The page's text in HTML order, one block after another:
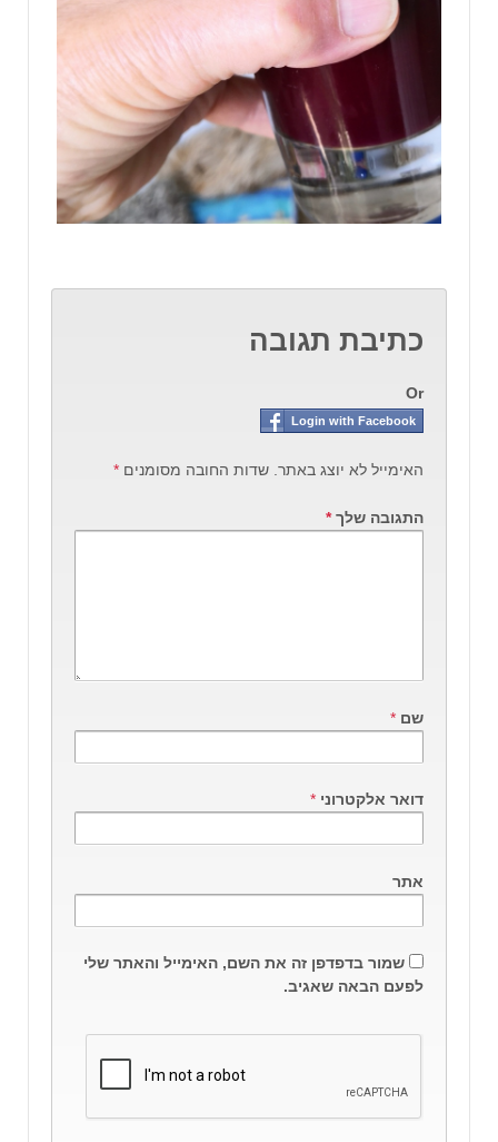
כתיבת תגובה
Or
Login with Facebook
האימייל לא יוצג באתר. שדות החובה מסומנים *
התגובה שלך*
שם *
דואר אלקטרוני *
אתר
שמור בדפדפן זה את השם, האימייל והאתר שלי
לפעם הבאה שאגיב.